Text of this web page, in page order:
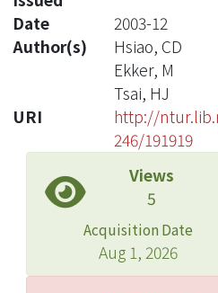
Date
2003-12
Author(s)
Hsiao, CD
Ekker, M
Tsai, HJ
URI
http://
246/191919
Views
5
Acquisition Date
Aug 1, 2026